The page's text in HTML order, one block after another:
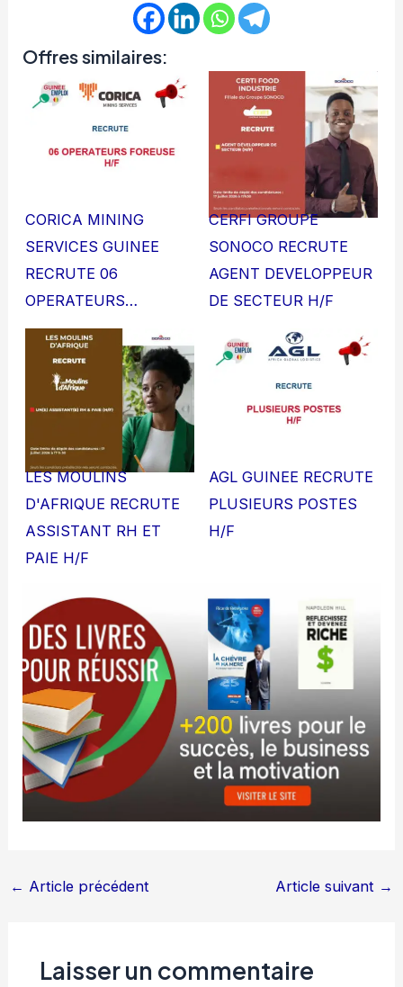
Offres similaires:
CORICA MINING
SERVICES GUINEE
RECRUTE 06
OPERATEURS…
CERFI GROUPE
SONOCO RECRUTE
AGENT DEVELOPPEUR
DE SECTEUR H/F
LES MOULINS
D'AFRIQUE RECRUTE
ASSISTANT RH ET
PAIE H/F
AGL GUINEE RECRUTE
PLUSIEURS POSTES
H/F
← Article précédent Article suivant →
Laisser un commentaire